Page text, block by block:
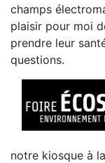
champs
plaisir pour moi
prendre leur
questions.
notre kiosque à